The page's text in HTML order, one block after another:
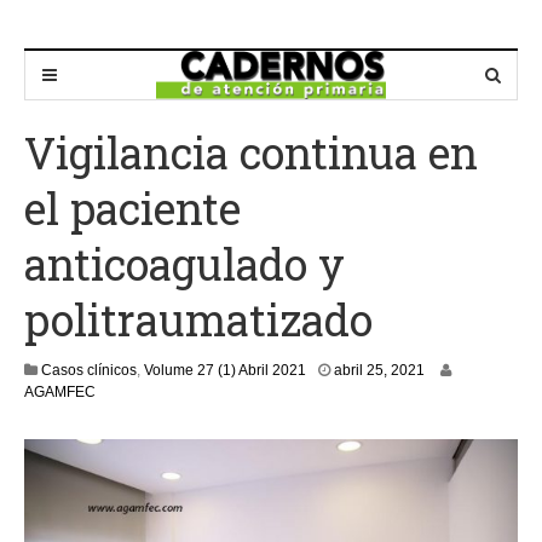
Vigilancia continua en
el paciente
anticoagulado y
politraumatizado
Casos clínicos, Volume 27 (1) Abril 2021 abril 25, 2021
AGAMFEC